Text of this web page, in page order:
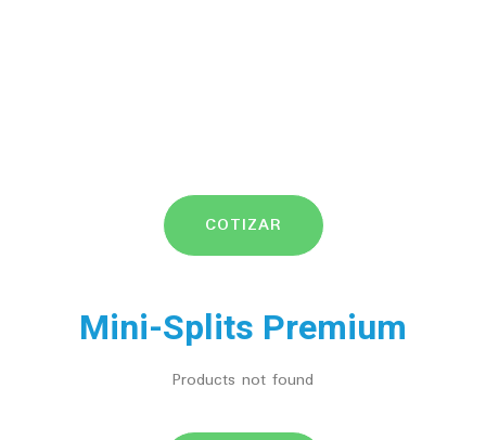
COTIZAR
Mini-Splits Premium
Products not found